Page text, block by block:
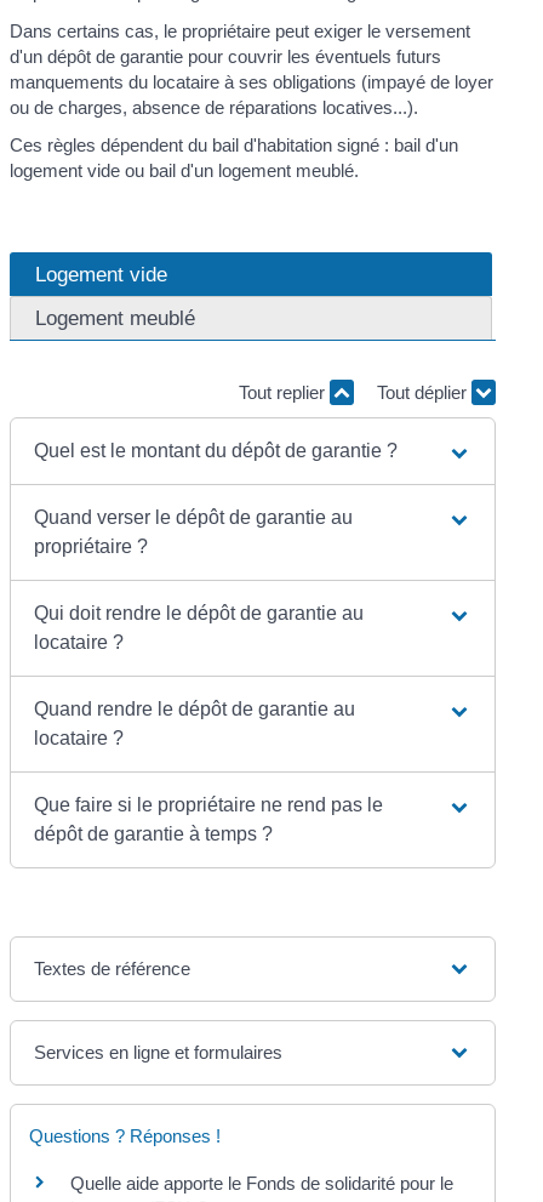
Dans certains cas, le propriétaire peut exiger le versement
d'un dépôt de garantie pour couvrir les éventuels futurs
manquements du locataire à ses obligations (impayé de loyer
ou de charges, absence de réparations locatives...).
Ces règles dépendent du bail d'habitation signé : bail d'un
logement vide ou bail d'un logement meublé.
Logement vide
Logement meublé
Tout replier Tout déplier
Quel est le montant du dépôt de garantie ?
Quand verser le dépôt de garantie au
propriétaire ?
Qui doit rendre le dépôt de garantie au
locataire ?
Quand rendre le dépôt de garantie au
locataire ?
Que faire si le propriétaire ne rend pas le
dépôt de garantie à temps ?
Textes de référence
Services en ligne et formulaires
Questions ? Réponses !
Quelle aide apporte le Fonds de solidarité pour le